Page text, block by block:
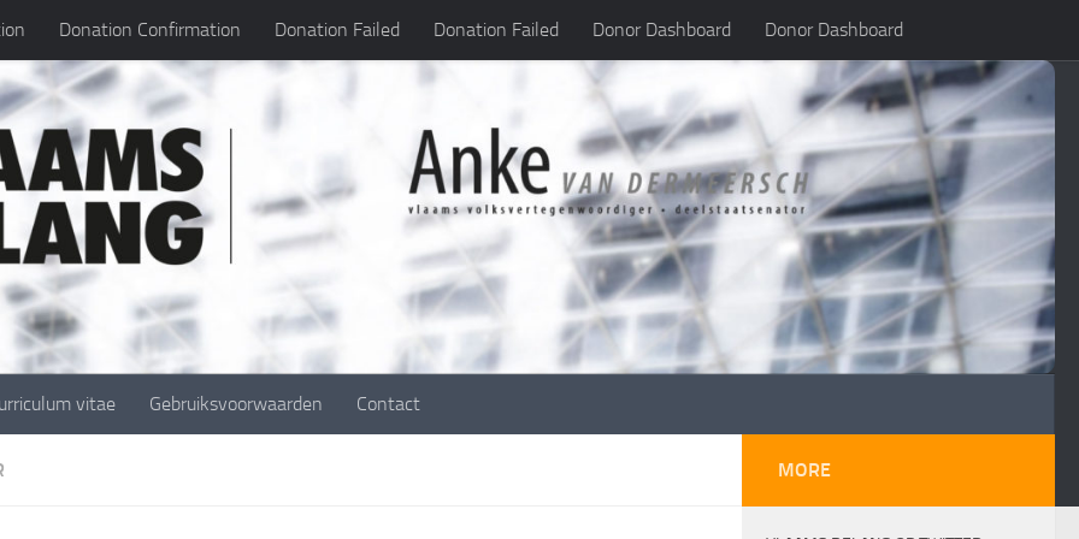
Donation Confirmation Donation Failed Donation Failed Donor Dashboard Donor Dashboard
vitae Gebruiksvoorwaarden Contact
MORE